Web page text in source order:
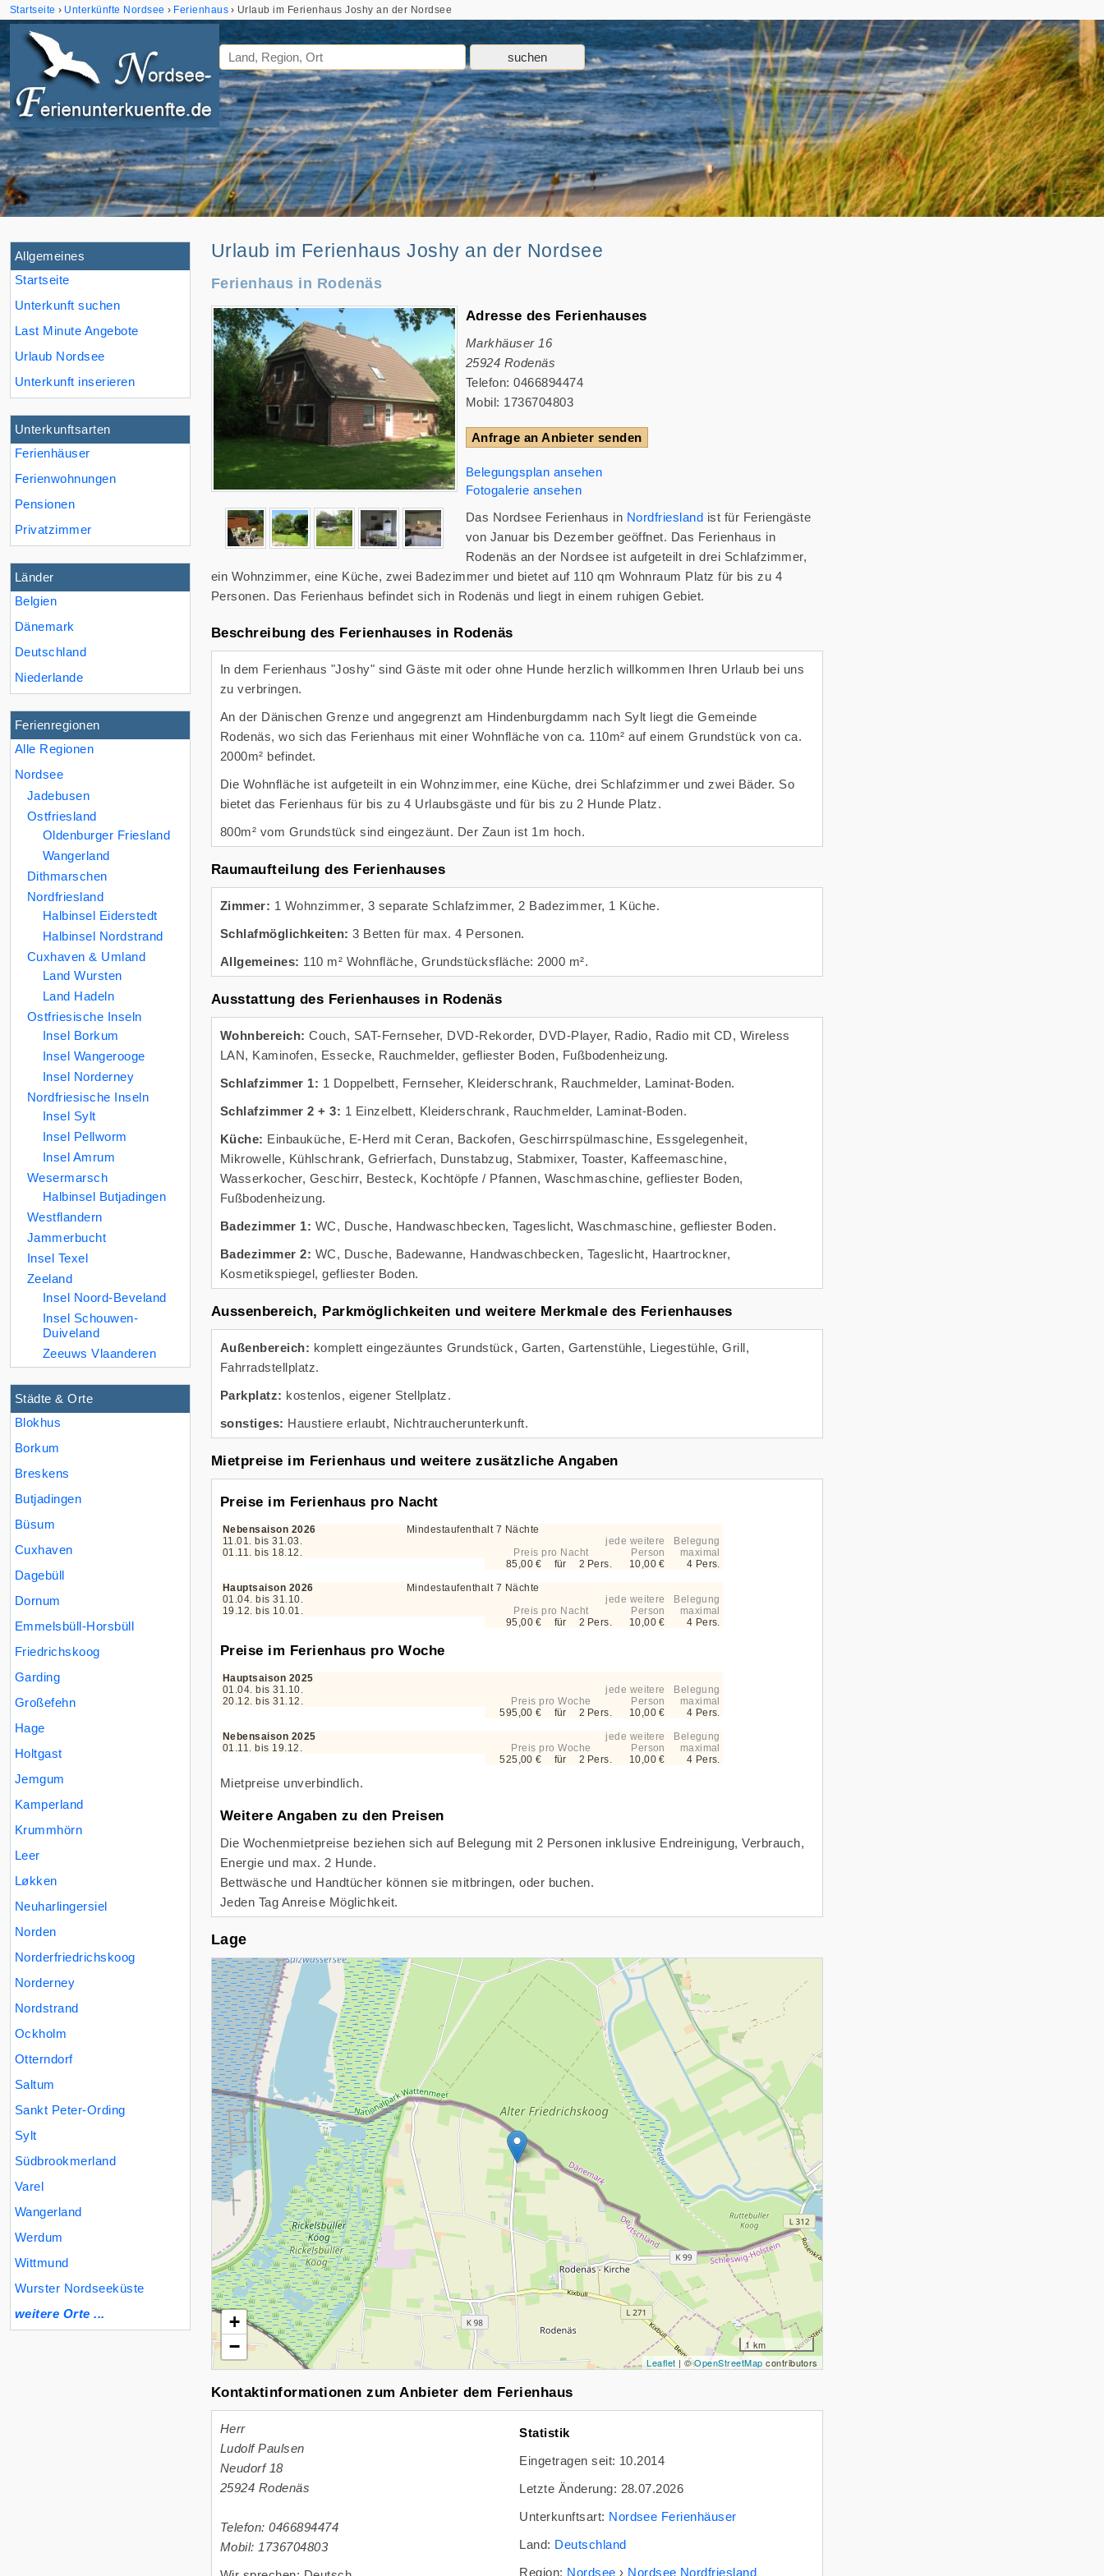
Startseite Unterkünfte Nordsee Ferienhaus Urlaub im Ferienhaus Joshy an der Nordsee
Allgemeines
Startseite
Unterkunft suchen
Last Minute Angebote
Urlaub Nordsee
Unterkunft inserieren
Unterkunftsarten
Ferienhäuser
Ferienwohnungen
Pensionen
Privatzimmer
Länder
Belgien
Dänemark
Deutschland
Niederlande
Ferienregionen
Alle Regionen
Nordsee
Jadebusen
Ostfriesland
Oldenburger Friesland
Wangerland
Dithmarschen
Nordfriesland
Halbinsel Eiderstedt
Halbinsel Nordstrand
Cuxhaven & Umland
Land Wursten
Land Hadeln
Ostfriesische Inseln
Insel Borkum
Insel Wangerooge
Insel Norderney
Nordfriesische Inseln
Insel Sylt
Insel Pellworm
Insel Amrum
Wesermarsch
Halbinsel Butjadingen
Westflandern
Jammerbucht
Insel Texel
Zeeland
Insel Noord-Beveland
Insel Schouwen-
Duiveland
Zeeuws Vlaanderen
Städte & Orte
Blokhus
Borkum
Breskens
Butjadingen
Büsum
Cuxhaven
Dagebüll
Dornum
Emmelsbüll-Horsbüll
Friedrichskoog
Garding
Großefehn
Hage
Holtgast
Jemgum
Kamperland
Krummhörn
Leer
Løkken
Neuharlingersiel
Norden
Norderfriedrichskoog
Norderney
Nordstrand
Ockholm
Otterndorf
Saltum
Sankt Peter-Ording
Sylt
Südbrookmerland
Varel
Wangerland
Werdum
Wittmund
Wurster Nordseeküste
weitere Orte ...
Urlaub im Ferienhaus Joshy an der Nordsee
Ferienhaus in Rodenäs
Adresse des Ferienhauses
Markhäuser 16
25924 Rodenäs
Telefon: 0466894474
Mobil: 1736704803
Anfrage an Anbieter senden
Belegungsplan ansehen
Fotogalerie ansehen
Das Nordsee Ferienhaus in Nordfriesland ist für Feriengäste
von Januar bis Dezember geöffnet. Das Ferienhaus in
Rodenäs an der Nordsee ist aufgeteilt in drei Schlafzimmer,
ein Wohnzimmer, eine Küche, zwei Badezimmer und bietet auf 110 qm Wohnraum Platz für bis zu 4
Personen. Das Ferienhaus befindet sich in Rodenäs und liegt in einem ruhigen Gebiet.
Beschreibung des Ferienhauses in Rodenäs
In dem Ferienhaus "Joshy" sind Gäste mit oder ohne Hunde herzlich willkommen Ihren Urlaub bei uns
zu verbringen.
An der Dänischen Grenze und angegrenzt am Hindenburgdamm nach Sylt liegt die Gemeinde
Rodenäs, wo sich das Ferienhaus mit einer Wohnfläche von ca. 110m² auf einem Grundstück von ca.
2000m² befindet.
Die Wohnfläche ist aufgeteilt in ein Wohnzimmer, eine Küche, drei Schlafzimmer und zwei Bäder. So
bietet das Ferienhaus für bis zu 4 Urlaubsgäste und für bis zu 2 Hunde Platz.
800m² vom Grundstück sind eingezäunt. Der Zaun ist 1m hoch.
Raumaufteilung des Ferienhauses
Zimmer: 1 Wohnzimmer, 3 separate Schlafzimmer, 2 Badezimmer, 1 Küche.
Schlafmöglichkeiten:3 Betten für max. 4 Personen.
Allgemeines: 110 m² Wohnfläche, Grundstücksfläche: 2000 m².
Ausstattung des Ferienhauses in Rodenäs
Wohnbereich: Couch, SAT-Fernseher, DVD-Rekorder, DVD-Player, Radio, Radio mit CD, Wireless
LAN, Kaminofen, Essecke, Rauchmelder, gefliester Boden, Fußbodenheizung.
Schlafzimmer 1: 1 Doppelbett, Fernseher, Kleiderschrank, Rauchmelder, Laminat-Boden.
Schlafzimmer 2 + 3: 1 Einzelbett, Kleiderschrank, Rauchmelder, Laminat-Boden.
Küche: Einbauküche, E-Herd mit Ceran, Backofen, Geschirrspülmaschine, Essgelegenheit,
Mikrowelle, Kühlschrank, Gefrierfach, Dunstabzug, Stabmixer, Toaster, Kaffeemaschine,
Wasserkocher, Geschirr, Besteck, Kochtöpfe / Pfannen, Waschmaschine, gefliester Boden,
Fußbodenheizung.
Badezimmer 1: WC, Dusche, Handwaschbecken, Tageslicht, Waschmaschine, gefliester Boden.
Badezimmer 2: WC, Dusche, Badewanne, Handwaschbecken, Tageslicht, Haartrockner,
Kosmetikspiegel, gefliester Boden.
Aussenbereich, Parkmöglichkeiten und weitere Merkmale des Ferienhauses
Außenbereich: komplett eingezäuntes Grundstück, Garten, Gartenstühle, Liegestühle, Grill,
Fahrradstellplatz.
Parkplatz: kostenlos, eigener Stellplatz.
sonstiges: Haustiere erlaubt, Nichtraucherunterkunft.
Mietpreise im Ferienhaus und weitere zusätzliche Angaben
Preise im Ferienhaus pro Nacht
Nebensaison 2026
Mindestaufenthalt 7 Nächte
11.01. bis 31.03.
jede weitere
Belegung
01.11. bis 18.12.
Preis pro Nacht Person
maximal
85,00 €
für 2 Pers. 10,00 € 4 Pers.
Hauptsaison 2026
Mindestaufenthalt 7 Nächte
01.04. bis 31.10.
jede weitere
Belegung
19.12. bis 10.01.
Preis pro Nacht Person
maximal
95,00 €
für 2 Pers. 10,00 € 4 Pers.
Preise im Ferienhaus pro Woche
Hauptsaison 2025
01.04. bis 31.10.
jede weitere
Belegung
20.12. bis 31.12.
Preis pro Woche Person
maximal
595,00 €
für 2 Pers. 10,00 € 4 Pers.
Nebensaison 2025 jede weitere
Belegung
01.11. bis 19.12.
Preis pro Woche Person
maximal
525,00 €
für 2 Pers. 10,00 € 4 Pers.
Mietpreise unverbindlich.
Weitere Angaben zu den Preisen
Die Wochenmietpreise beziehen sich auf Belegung mit 2 Personen inklusive Endreinigung, Verbrauch,
Energie und max. 2 Hunde.
Bettwäsche und Handtücher können sie mitbringen, oder buchen.
Jeden Tag Anreise Möglichkeit.
Lage
Lade Lageplan
+
−
1 km
Leaflet | ©OpenStreetMap contributors
Kontaktinformationen zum Anbieter dem Ferienhaus
Herr
Ludolf Paulsen
Neudorf 18
25924 Rodenäs
Telefon: 0466894474
Mobil: 1736704803
Statistik
Eingetragen seit: 10.2014
Letzte Änderung: 28.07.2026
Unterkunftsart: Nordsee Ferienhäuser
Land: Deutschland
Region: Nordsee › Nordsee Nordfriesland